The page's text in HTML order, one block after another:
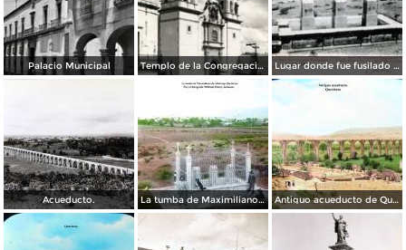
Palacio Municipal Templo de la Congregación Lugar donde fue fusilado el emperador Maximiliano
Acueducto. La tumba de Maximiliano de Absburgo Queretaro Por el fotografo William Henry Jackson. Antiguo acueducto de Querétaro.